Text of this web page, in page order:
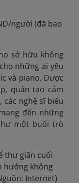
người (đã bao
sở hữu không
những ai yêu
và piano. Được
quán tạo cảm
các nghệ sĩ biểu
đến những
một buổi trò